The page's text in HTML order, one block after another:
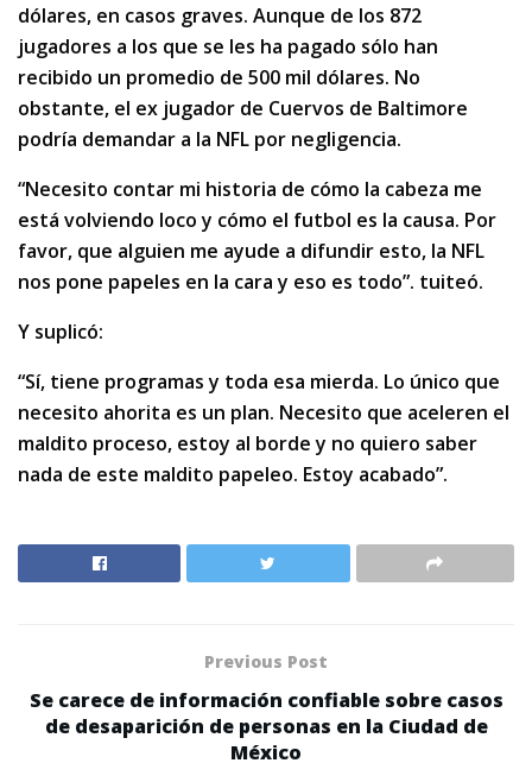
dólares, en casos graves. Aunque de los 872
jugadores a los que se les ha pagado sólo han
recibido un promedio de 500 mil dólares. No
obstante, el ex jugador de Cuervos de Baltimore
podría demandar a la NFL por negligencia.
“Necesito contar mi historia de cómo la cabeza me
está volviendo loco y cómo el futbol es la causa. Por
favor, que alguien me ayude a difundir esto, la NFL
nos pone papeles en la cara y eso es todo”. tuiteó.
Y suplicó:
“Sí, tiene programas y toda esa mierda. Lo único que
necesito ahorita es un plan. Necesito que aceleren el
maldito proceso, estoy al borde y no quiero saber
nada de este maldito papeleo. Estoy acabado”.
Previous Post
Se carece de información confiable sobre casos
de desaparición de personas en la Ciudad de
México